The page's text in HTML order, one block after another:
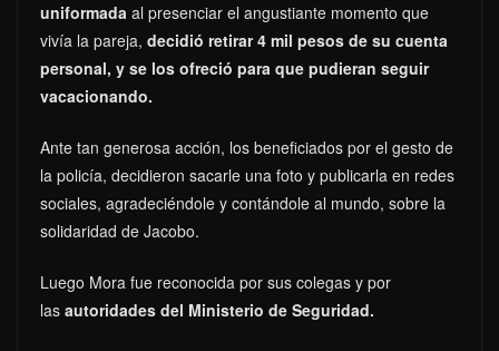
uniformada al presenciar el angustiante momento que
vivía la pareja, decidió retirar 4 mil pesos de su cuenta
personal, y se los ofreció para que pudieran seguir
vacacionando.
Ante tan generosa acción, los beneficiados por el gesto de
la policía, decidieron sacarle una foto y publicarla en redes
sociales, agradeciéndole y contándole al mundo, sobre la
solidaridad de Jacobo.
Luego Mora fue reconocida por sus colegas y por
las autoridades del Ministerio de Seguridad.